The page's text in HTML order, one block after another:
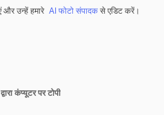
और उन्हें हमारे AI फोटो संपादकसे एडिट करें।
कंप्यूटर पर टोपी